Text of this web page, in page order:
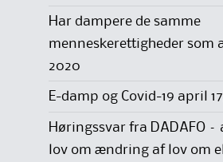
Har dampere de samme
menneskerettigheder som
2020
E-damp og Covid-19 april
Høringssvar fra DADAFO –
lov om ændring af lov om